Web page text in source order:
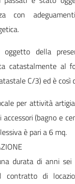
con
oggetto della
catastalmente al
C/3) ed è così
per attività
(bagno e
è pari a 6 mq.
durata di anni sei
di